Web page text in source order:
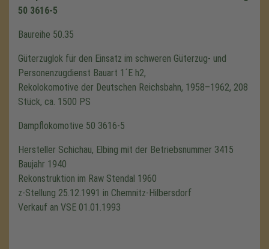
50 3616-5
Baureihe 50.35
Güterzuglok für den Einsatz im schweren Güterzug- und
Personenzugdienst Bauart 1´E h2,
Rekolokomotive der Deutschen Reichsbahn, 1958–1962, 208
Stück, ca. 1500 PS
Dampflokomotive 50 3616-5
Hersteller Schichau, Elbing mit der Betriebsnummer 3415
Baujahr 1940
Rekonstruktion im Raw Stendal 1960
z-Stellung 25.12.1991 in Chemnitz-Hilbersdorf
Verkauf an VSE 01.01.1993